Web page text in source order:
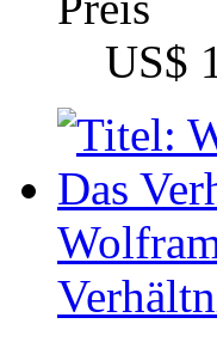
Autor
Preis
US$